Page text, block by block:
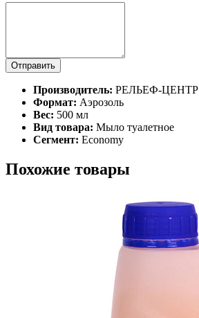
Отправить
Производитель: РЕЛЬЕФ-ЦЕНТР
Формат: Аэрозоль
Вес: 500 мл
Вид товара: Мыло туалетное
Сегмент: Economy
Похожие товары